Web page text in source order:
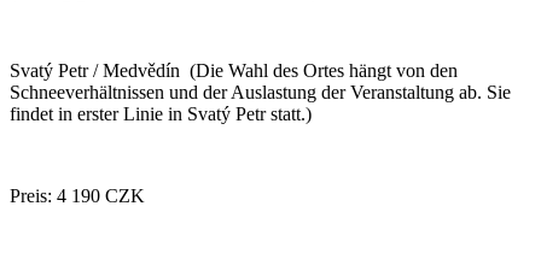
Svatý Petr / Medvědín (Die Wahl des Ortes hängt von den
Schneeverhältnissen und der Auslastung der Veranstaltung ab. Sie
findet in erster Linie in Svatý Petr statt.)
Preis: 4 190 CZK